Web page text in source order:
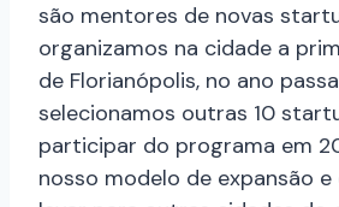
são mentores de novas
organizamos na cidade a
de Florianópolis, no ano
selecionamos outras 10
participar do programa em
nosso modelo de expansão